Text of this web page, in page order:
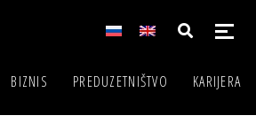
BIZNIS PREDUZETNIŠTVO KARIJERA